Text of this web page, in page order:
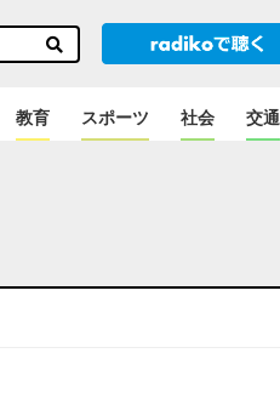
教育 スポーツ 社会 交通